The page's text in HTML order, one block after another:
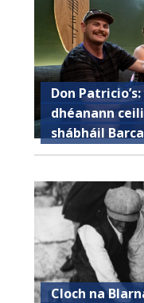
Don
dhéanann
shábháil Barca
Cloch na